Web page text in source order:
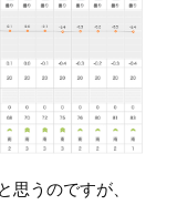
思うのですが、